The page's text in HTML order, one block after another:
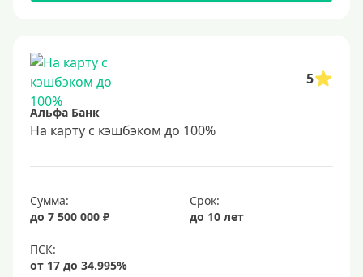
5
Альфа Банк
На карту с кэшбэком до 100%
Сумма:
до 7 500 000 ₽
Срок:
до 10 лет